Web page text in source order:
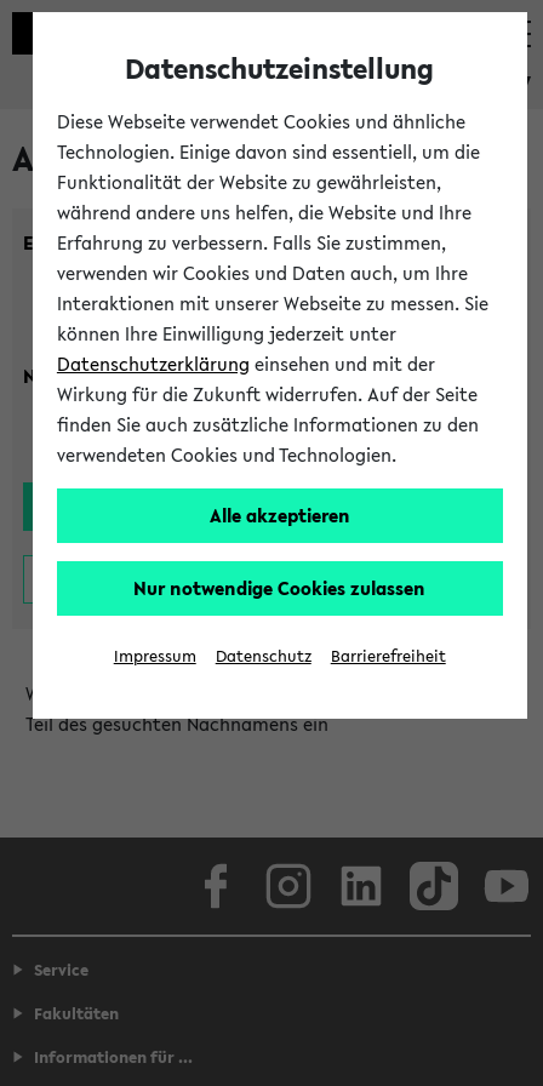
eKVV
Alle Lehrenden
Einrichtung:
Nachname:
Wählen Sie die Einrichtung aus und/oder geben Sie einen
Teil des gesuchten Nachnamens ein
Service
Fakultäten
Informationen für ...
Datenschutzeinstellung
Diese Webseite verwendet Cookies und ähnliche
Technologien. Einige davon sind essentiell, um die
Funktionalität der Website zu gewährleisten,
während andere uns helfen, die Website und Ihre
Erfahrung zu verbessern. Falls Sie zustimmen,
verwenden wir Cookies und Daten auch, um Ihre
Interaktionen mit unserer Webseite zu messen. Sie
können Ihre Einwilligung jederzeit unter
Datenschutzerklärung einsehen und mit der
Wirkung für die Zukunft widerrufen. Auf der Seite
finden Sie auch zusätzliche Informationen zu den
verwendeten Cookies und Technologien.
Alle akzeptieren
Nur notwendige Cookies zulassen
Impressum Datenschutz Barrierefreiheit